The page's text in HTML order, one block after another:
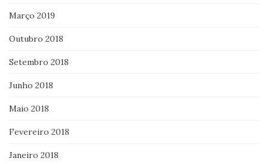
Março 2019
Outubro 2018
Setembro 2018
Junho 2018
Maio 2018
Fevereiro 2018
Janeiro 2018